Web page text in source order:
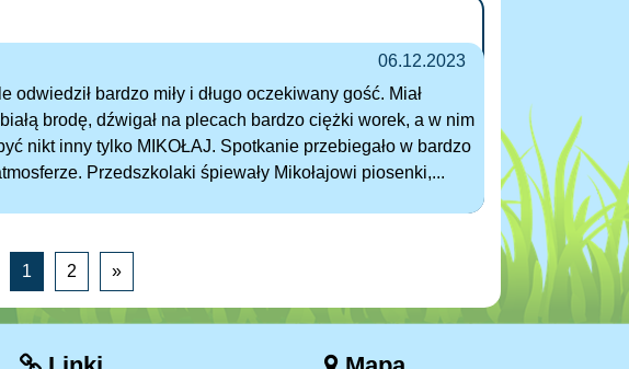
06.12.2023
odwiedził bardzo miły i długo oczekiwany gość. Miał
brodę, dźwigał na plecach bardzo ciężki worek, a w nim
nikt inny tylko MIKOŁAJ. Spotkanie przebiegało w bardzo
Przedszkolaki śpiewały Mikołajowi piosenki,...
1 2 »